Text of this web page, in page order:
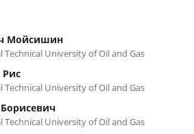
Мойсишин
University of Oil and Gas
Рис
University of Oil and Gas
University of Oil and Gas